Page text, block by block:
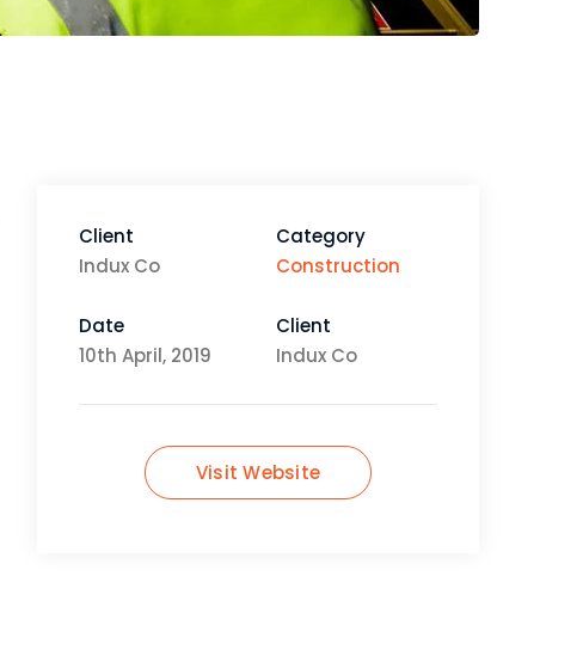
Client
Indux Co
Category
Construction
Date
10th April, 2019
Client
Indux Co
Visit Website